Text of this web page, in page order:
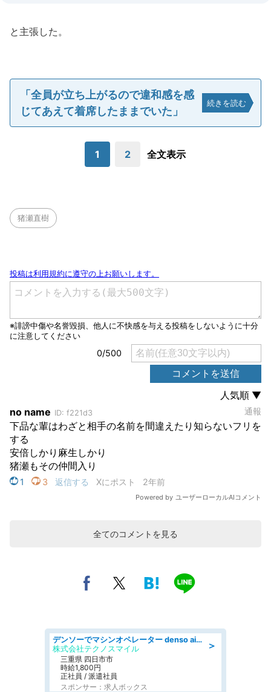
と主張した。
「全員が立ち上がるので違和感を感
じてあえて着席したままでいた」
続きを読む
1 2 全文表示
猪瀬直樹
全てのコメントを見る
＞
デンソーでマシンオペレーター denso aichi
株式会社テクノスマイル
三重県 四日市市
時給1,800円
正社員 / 派遣社員
スポンサー：求人ボックス